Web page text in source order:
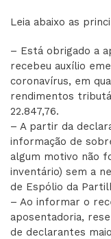
Leia abaixo as
– Está obrigado a
recebeu auxílio
coronavírus, em
rendimentos
22.847,76.
– A partir da
informação de
algum motivo não
inventário) sem a
de Espólio da
– Ao informar o
aposentadoria,
de declarantes